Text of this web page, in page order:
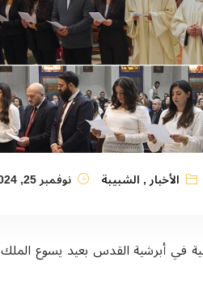
الأخبار, الشبيبة نوفمبر 25, 2024
في أبرشية القدس بعيد يسوع الملك